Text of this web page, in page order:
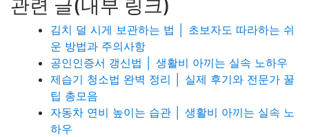
관련 글(내부 링크)
김치 덜 시게 보관하는 법 │ 초보자도 따라하는 쉬
운 방법과 주의사항
공인인증서 갱신법 │ 생활비 아끼는 실속 노하우
제습기 청소법 완벽 정리 │ 실제 후기와 전문가 꿀
팁 총모음
자동차 연비 높이는 습관 │ 생활비 아끼는 실속 노
하우